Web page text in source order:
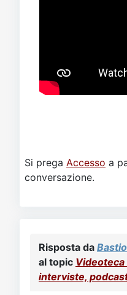
Si prega Accesso a
conversazione.
Risposta da
al topic
interviste,